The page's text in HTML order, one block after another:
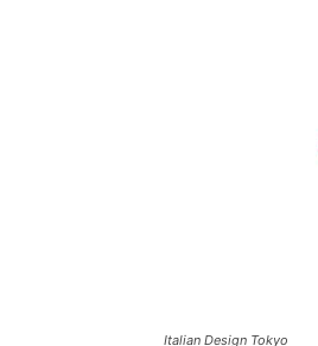
Italian Design Tokyo